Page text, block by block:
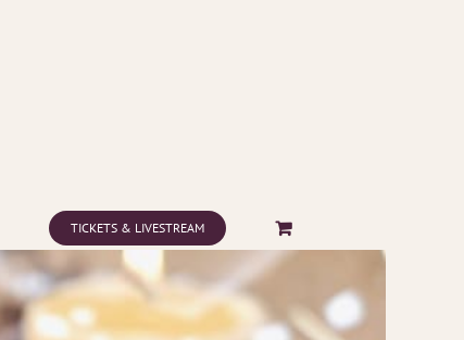
TICKETS & LIVESTREAM